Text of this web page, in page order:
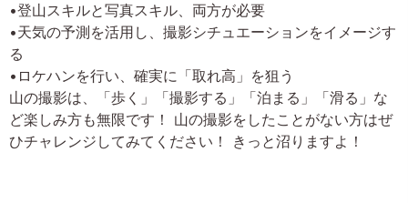
•登山スキルと写真スキル、両方が必要
•天気の予測を活用し、撮影シチュエーションをイメージす
る
•ロケハンを行い、確実に「取れ高」を狙う
山の撮影は、「歩く」「撮影する」「泊まる」「滑る」な
ど楽しみ方も無限です！ 山の撮影をしたことがない方はぜ
ひチャレンジしてみてください！ きっと沼りますよ！